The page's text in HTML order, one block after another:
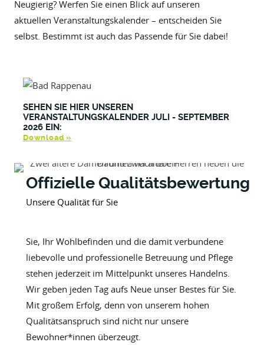
Neugierig? Werfen Sie einen Blick auf unseren
aktuellen Veranstaltungskalender – entscheiden Sie
selbst. Bestimmt ist auch das Passende für Sie dabei!
SEHEN SIE HIER UNSEREN
VERANSTALTUNGSKALENDER JULI - SEPTEMBER
2026 EIN:
Download »
Offizielle Qualitätsbewertung
Unsere Qualität für Sie
Sie, Ihr Wohlbefinden und die damit verbundene
liebevolle und professionelle Betreuung und Pflege
stehen jederzeit im Mittelpunkt unseres Handelns.
Wir geben jeden Tag aufs Neue unser Bestes für Sie.
Mit großem Erfolg, denn von unserem hohen
Qualitätsanspruch sind nicht nur unsere
Bewohner*innen überzeugt.